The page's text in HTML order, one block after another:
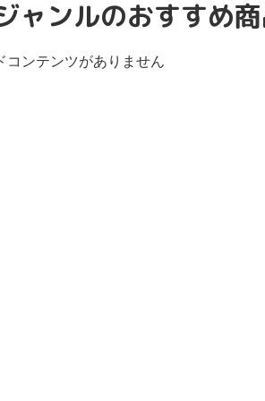
ャンルのおすすめ
コンテンツがありません